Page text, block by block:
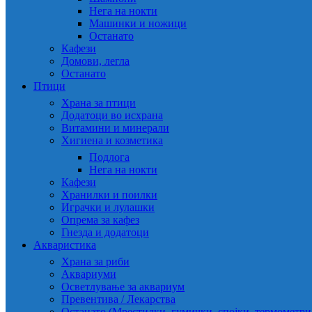
Нега на нокти
Машинки и ножици
Останато
Кафези
Домови, легла
Останато
Птици
Храна за птици
Додатоци во исхрана
Витамини и минерали
Хигиена и козметика
Подлога
Нега на нокти
Кафези
Хранилки и поилки
Играчки и лулашки
Опрема за кафез
Гнезда и додатоци
Акваристика
Храна за риби
Аквариуми
Осветлување за аквариум
Превентива / Лекарства